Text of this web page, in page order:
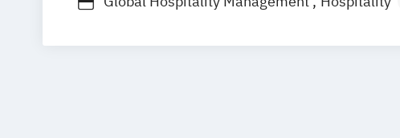
International Hospitality Administration